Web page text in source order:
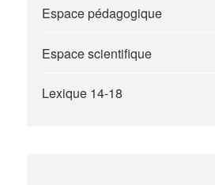
Espace pédagogique
Espace scientifique
Lexique 14-18